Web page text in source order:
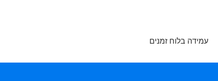
עמידה בלוח זמנים